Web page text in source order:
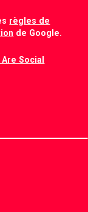
règles de
de Google.
Social